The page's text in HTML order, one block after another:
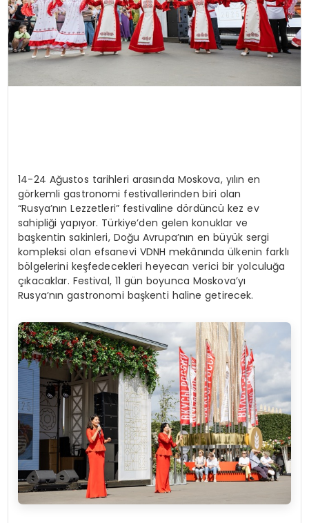
14-24 Ağustos tarihleri arasında Moskova, yılın en
görkemli gastronomi festivallerinden biri olan
“Rusya’nın Lezzetleri” festivaline dördüncü kez ev
sahipliği yapıyor. Türkiye’den gelen konuklar ve
başkentin sakinleri, Doğu Avrupa’nın en büyük sergi
kompleksi olan efsanevi VDNH mekânında ülkenin farklı
bölgelerini keşfedecekleri heyecan verici bir yolculuğa
çıkacaklar. Festival, 11 gün boyunca Moskova’yı
Rusya’nın gastronomi başkenti haline getirecek.